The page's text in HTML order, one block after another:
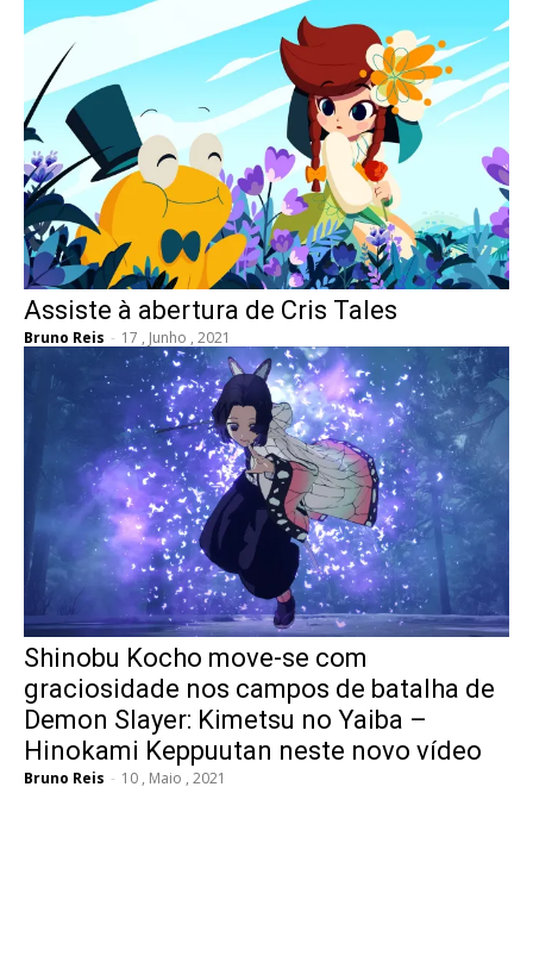
Assiste à abertura de Cris Tales
Bruno Reis - 17 , Junho , 2021
Shinobu Kocho move-se com
graciosidade nos campos de batalha de
Demon Slayer: Kimetsu no Yaiba –
Hinokami Keppuutan neste novo vídeo
Bruno Reis - 10 , Maio , 2021